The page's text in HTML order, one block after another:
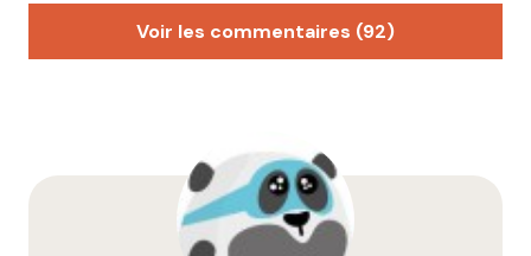
Voir les commentaires (92)
Répondre